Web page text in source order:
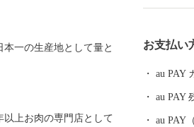
一の生産地として量と
上お肉の専門店として
人口減少
題)を受け
それが ”
その重要
お支払い
au PAY
au PAY
au PAY